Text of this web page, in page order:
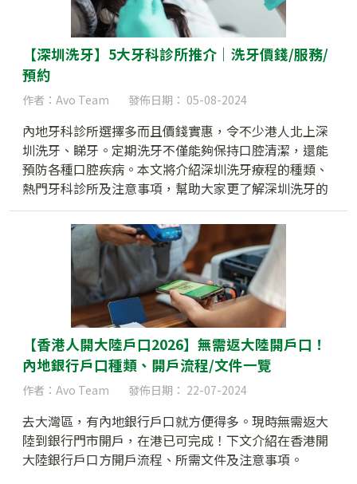
【深圳洗牙】5大牙科診所推介｜洗牙價錢/服務/
預約
作者：Avo Team 發佈日期： 05-08-2024
內地牙科診所選擇多而且價錢實惠，令不少港人北上深
圳洗牙、睇牙。定期洗牙不僅能夠保持口腔清潔，還能
預防各種口腔疾病。本文將介紹深圳洗牙療程的種類、
熱門牙科診所及注意事項，幫助大家更了解深圳洗牙的
選擇。
【香港人開大陸戶口2026】無需返大陸開戶口！
內地銀行戶口種類、開戶流程/文件一覽
作者：Avo Team 發佈日期： 22-07-2024
去大灣區，有內地銀行戶口就方便得多。現時無需返大
陸到銀行門市開戶，在港已可完成！下文介紹在香港開
大陸銀行戶口方開戶流程、所需文件及注意事項。